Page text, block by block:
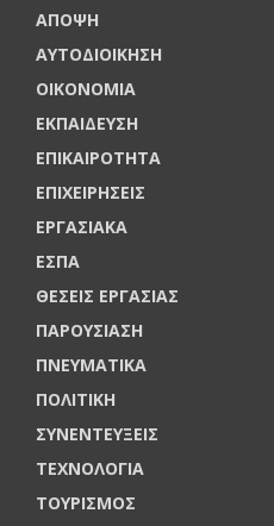
ΑΠΟΨΗ
ΑΥΤΟΔΙΟΙΚΗΣΗ
ΟΙΚΟΝΟΜΙΑ
ΕΚΠΑΙΔΕΥΣΗ
ΕΠΙΚΑΙΡΟΤΗΤΑ
ΕΠΙΧΕΙΡΗΣΕΙΣ
ΕΡΓΑΣΙΑΚΑ
ΕΣΠΑ
ΘΕΣΕΙΣ ΕΡΓΑΣΙΑΣ
ΠΑΡΟΥΣΙΑΣΗ
ΠΝΕΥΜΑΤΙΚΑ
ΠΟΛΙΤΙΚΗ
ΣΥΝΕΝΤΕΥΞΕΙΣ
ΤΕΧΝΟΛΟΓΙΑ
ΤΟΥΡΙΣΜΟΣ